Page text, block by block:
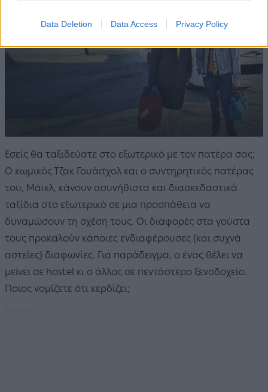
Data Deletion Data Access Privacy Policy
Εσείς θα ταξιδεύατε στο εξωτερικό με τον πατέρα σας;
Ο κωμικός Τζακ Γουάιτχολ και ο συντηρητικός πατέρας
του, Μάικλ, κάνουν ασυνήθιστα και διασκεδαστικά
ταξίδια στο εξωτερικό σε μια προσπάθεια να
δυναμώσουν τη σχέση τους. Οι διαφορές στα γούστα
τους προκαλούν κάποιες ενδιαφέρουσες (και συχνά
αστείες) διαφωνίες. Για παράδειγμα, ο ένας θέλει να
μείνει σε hostel κι ο άλλος σε πεντάστερο ξενοδοχείο.
Ποιος νομίζετε ότι κερδίζει;